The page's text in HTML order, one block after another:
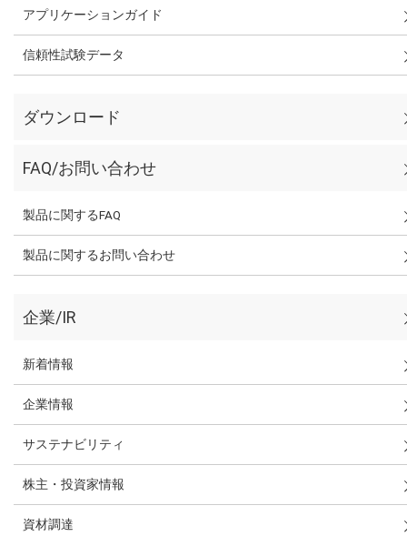
アプリケーションガイド
信頼性試験データ
ダウンロード
FAQ/お問い合わせ
製品に関するFAQ
製品に関するお問い合わせ
企業/IR
新着情報
企業情報
サステナビリティ
株主・投資家情報
資材調達